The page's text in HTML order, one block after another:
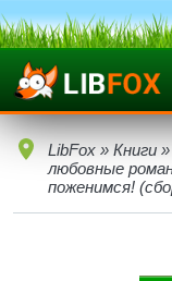
LibFox » Книги »
любовные
поженимся!